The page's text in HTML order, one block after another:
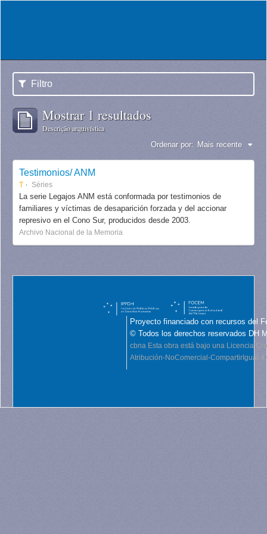
Filtro
Mostrar 1 resultados
Descrição arquivística
Ordenar por: Mais recente
Testimonios/ ANM
T Séries
La serie Legajos ANM está conformada por testimonios de
familiares y víctimas de desaparición forzada y del accionar
represivo en el Cono Sur, producidos desde 2003.
Archivo Nacional de la Memoria
Proyecto financiado con recursos del
© Todos los derechos reservados DH
cbna Esta obra está bajo una Licencia
Atribución-NoComercial-CompartirIgual